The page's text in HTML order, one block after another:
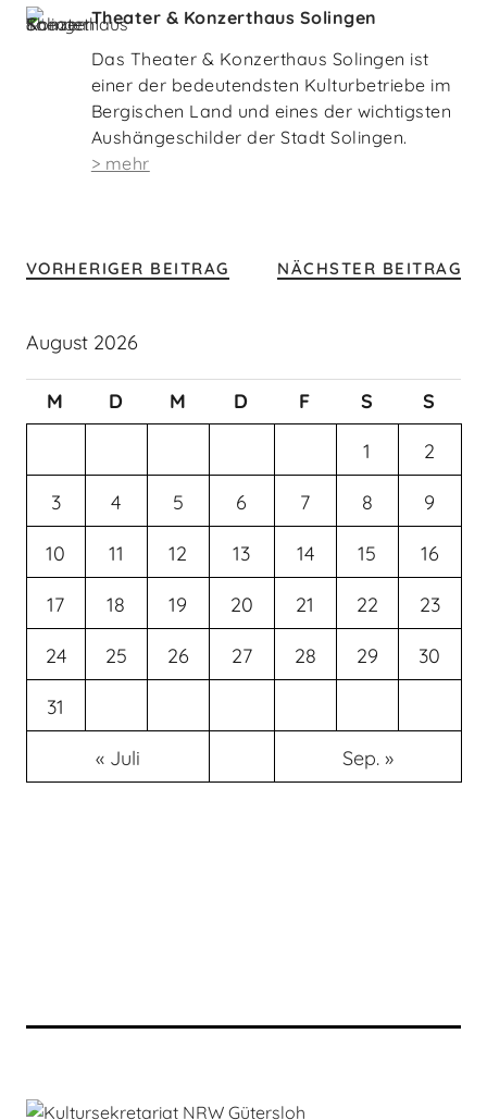
Theater & Konzerthaus Solingen
Das Theater & Konzerthaus Solingen ist
einer der bedeutendsten Kulturbetriebe im
Bergischen Land und eines der wichtigsten
Aushängeschilder der Stadt Solingen.
> mehr
VORHERIGER BEITRAG NÄCHSTER BEITRAG
August 2026
M D M D F S
S
1
2
3 4 5 6 7 8 9
10 11 12 13 14 15 16
17 18 19 20 21 22 23
24 25 26 27 28 29 30
31
« Juli Sep. »